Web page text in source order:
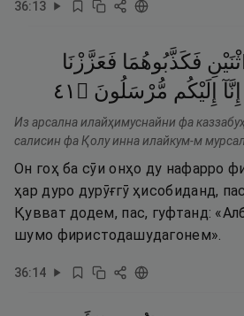
36:13
فَكَذَّبُوهُمَا فَعَزَّزْنَا
إِنَّآ إِلَيْكُم مُّرْسَلُونَ ۝ ١٤
Из арсална илайҳимуснайни фа
салисин фа Қолу инна илайкум-м
Он гоҳ ба сӯи онҳо ду нафарро
ҳар дуро дурӯғгӯ ҳисобиданд,
Қувват додем, пас, гуфтанд:
шумо фиристодашудагонем».
36:14